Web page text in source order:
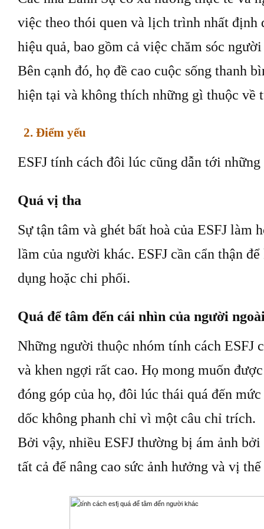
việc theo thói quen và lịch trình nhất định
hiệu quả, bao gồm cả việc chăm sóc
Bên cạnh đó, họ đề cao cuộc sống thanh
hiện tại và không thích những gì thuộc về
2. Điểm yếu
ESFJ tính cách đôi lúc cũng dẫn tới
Quá vị tha
Sự tận tâm và ghét bất hoà của ESFJ làm
lầm của người khác. ESFJ cần cẩn thận
dụng hoặc chi phối.
Quá để tâm đến cái nhìn của người
Những người thuộc nhóm tính cách ESFJ
và khen ngợi rất cao. Họ mong muốn
đóng góp của họ, đôi lúc thái quá đến
dốc không phanh chỉ vì một câu chỉ trích.
Bởi vậy, nhiều ESFJ thường bị ám ảnh
tất cả để nâng cao sức ảnh hưởng và vị